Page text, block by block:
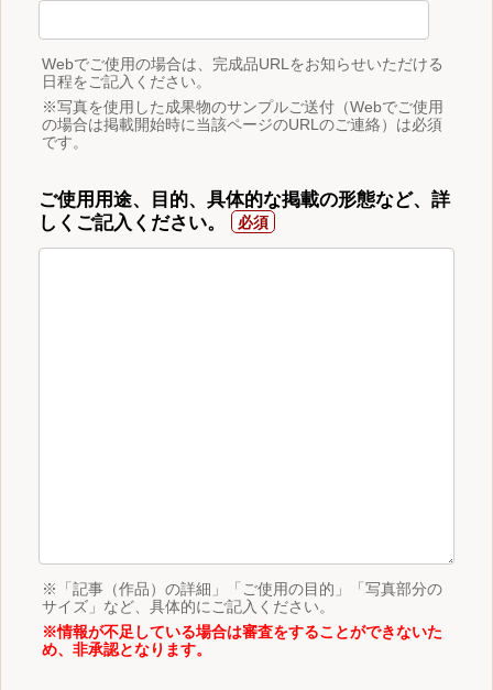
Webでご使用の場合は、完成品URLをお知らせいただける
日程をご記入ください。
※写真を使用した成果物のサンプルご送付（Webでご使用
の場合は掲載開始時に当該ページのURLのご連絡）は必須
です。
ご使用用途、目的、具体的な掲載の形態など、詳
しくご記入ください。
※「記事（作品）の詳細」「ご使用の目的」「写真部分の
サイズ」など、具体的にご記入ください。
※情報が不足している場合は審査をすることができないた
め、非承認となります。